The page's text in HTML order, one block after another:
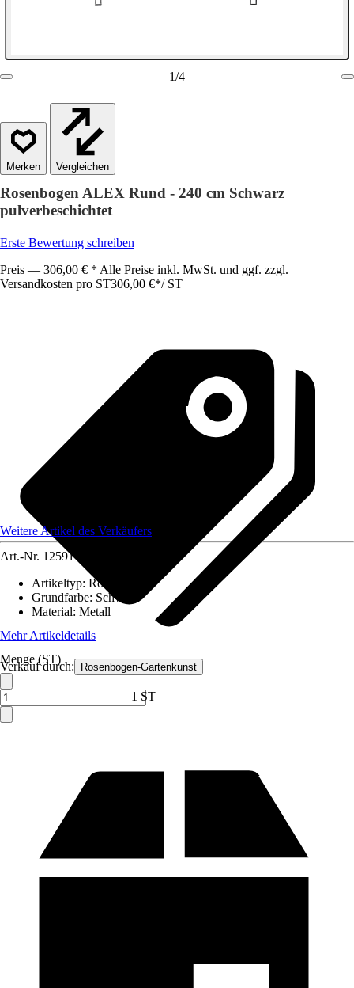
1/4
Vergleichen
Rosenbogen ALEX Rund - 240 cm Schwarz
pulverbeschichtet
Erste Bewertung schreiben
Preis — 306,00 € * Alle Preise inkl. MwSt. und ggf. zzgl.
Versandkosten pro ST306,00 €*/ ST
Verkauf durch: Rosenbogen-Gartenkunst
Weitere Artikel des Verkäufers
Art.-Nr. 12591186
Artikeltyp: Rosenbogen
Grundfarbe: Schwarz
Material: Metall
Mehr Artikeldetails
Menge (ST)
1 ST